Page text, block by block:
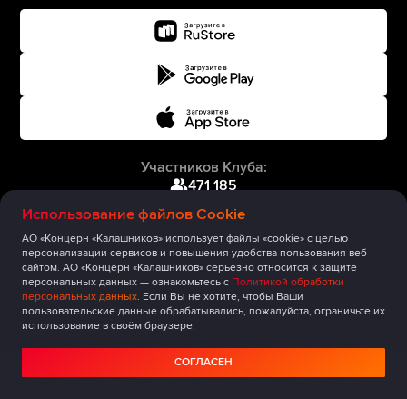
Использование файлов Cookie
АО «Концерн «Калашников» использует файлы «cookie» с целью
персонализации сервисов и повышения удобства пользования веб-
сайтом. АО «Концерн «Калашников» серьезно относится к защите
персональных данных — ознакомьтесь с Политикой обработки
персональных данных. Если Вы не хотите, чтобы Ваши
пользовательские данные обрабатывались, пожалуйста, ограничьте их
использование в своём браузере.
СОГЛАСЕН
Участников Клуба:
471 185